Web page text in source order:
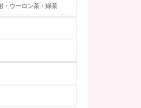
・ウーロン茶・緑茶